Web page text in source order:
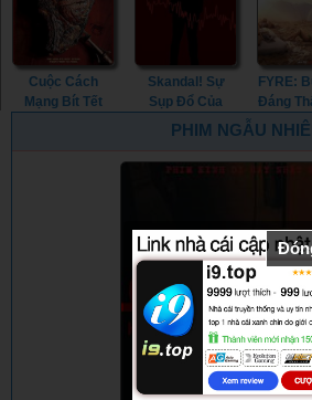
(2017)
Bill Gates
(2019)
Cuộc Cách
Mạng Bít Tết
Skandal! Sự
Sụp Đổ Của
Wirecard (2022)
Bringing Down
FYRE:
Đáng
(2019) -
Party
PHIM NGẪU